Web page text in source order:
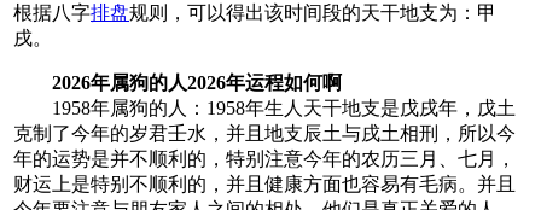
根据八字排盘规则，可以得出该时间段的天干地支为：甲
戌。
2026年属狗的人2026年运程如何啊
1958年属狗的人：1958年生人天干地支是戊戌年，戊土
克制了今年的岁君壬水，并且地支辰土与戌土相刑，所以今
年的运势是并不顺利的，特别注意今年的农历三月、七月，
财运上是特别不顺利的，并且健康方面也容易有毛病。并且